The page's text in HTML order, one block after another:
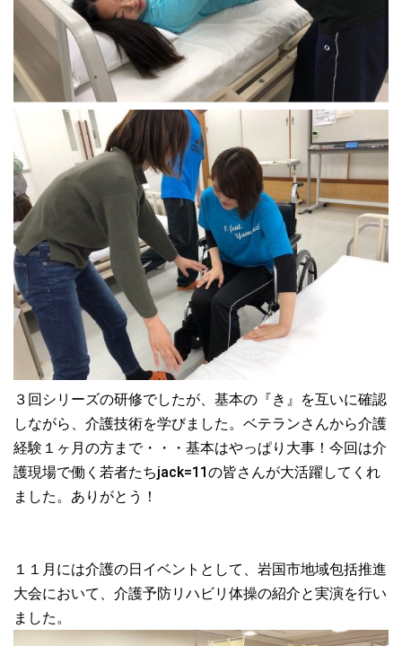
３回シリーズの研修でしたが、基本の『き』を互いに確認
しながら、介護技術を学びました。ベテランさんから介護
経験１ヶ月の方まで・・・基本はやっぱり大事！今回は介
護現場で働く若者たちjack=11の皆さんが大活躍してくれ
ました。ありがとう！
１１月には介護の日イベントとして、岩国市地域包括推進
大会において、介護予防リハビリ体操の紹介と実演を行い
ました。